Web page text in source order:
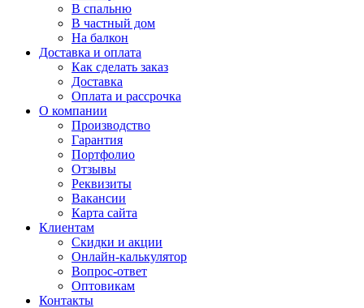
В спальню
В частный дом
На балкон
Доставка и оплата
Как сделать заказ
Доставка
Оплата и рассрочка
О компании
Производство
Гарантия
Портфолио
Отзывы
Реквизиты
Вакансии
Карта сайта
Клиентам
Скидки и акции
Онлайн-калькулятор
Вопрос-ответ
Оптовикам
Контакты